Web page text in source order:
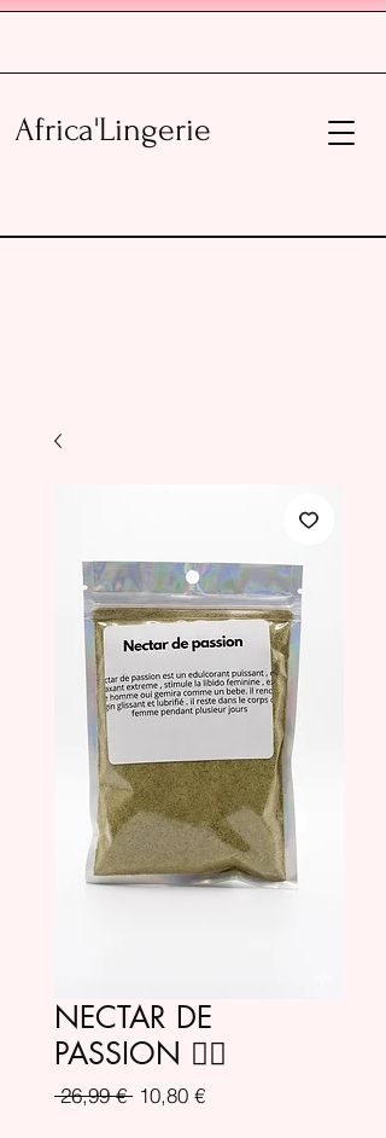
Africa'Lingerie
NECTAR DE
PASSION ❤️‍🔥
26,99 € Prix
10,80 €Prix